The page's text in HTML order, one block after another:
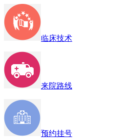
临床技术
来院路线
预约挂号